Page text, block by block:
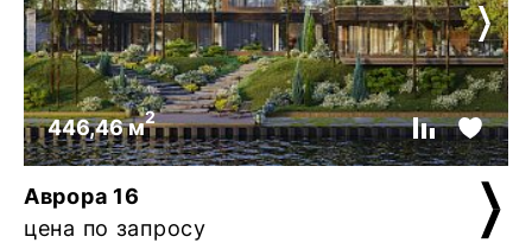
446,46 м2
Аврора 16
цена по запросу